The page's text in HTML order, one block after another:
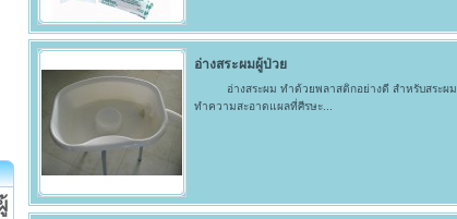
อ่างสระผมผู้ป่วย
อ่างสระผม ทำด้วยพลาสติกอย่างดี สำหรับสระผม
ทำความสะอาดแผลที่ศีรษะ...